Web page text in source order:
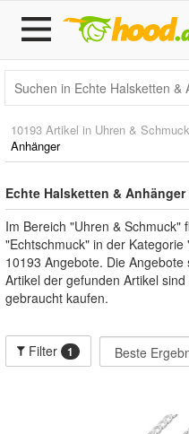
10193 Artikel in Uhren & Schmuck
Anhänger
Echte Halsketten &
Im Bereich "Uhren & Schmuck"
"Echtschmuck" in der
10193 Angebote. Die
Artikel der gefunden Artikel
gebraucht kaufen.
Filter 1